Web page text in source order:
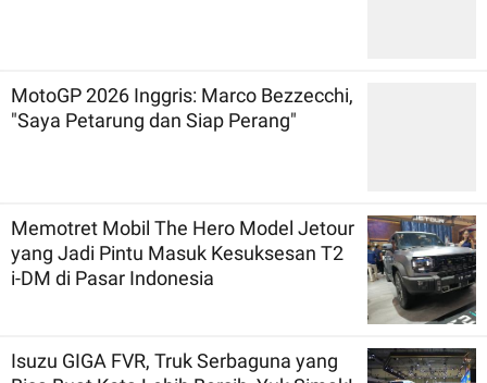
MotoGP 2026 Inggris: Marco Bezzecchi,
"Saya Petarung dan Siap Perang"
Memotret Mobil The Hero Model Jetour
yang Jadi Pintu Masuk Kesuksesan T2
i-DM di Pasar Indonesia
Isuzu GIGA FVR, Truk Serbaguna yang